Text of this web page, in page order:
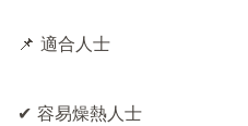
📌 適合人士
✔ 容易燥熱人士